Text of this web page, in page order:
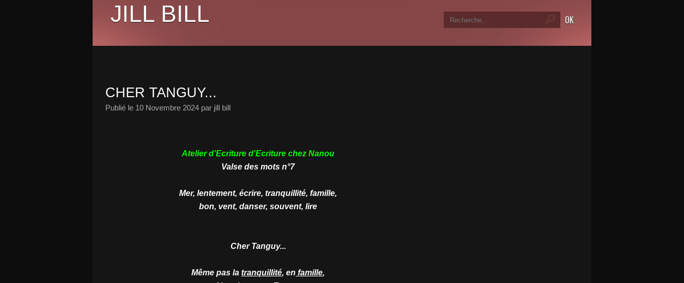
JILL BILL
CHER TANGUY...
Publié le 10 Novembre 2024 par jill bill
Atelier d'Ecriture d'Ecriture chez Nanou
Valse des mots n°7
Mer, lentement, écrire, tranquillité, famille,
bon, vent, danser, souvent, lire
Cher Tanguy...
Même pas la tranquillité, en famille,